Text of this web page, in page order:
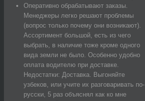
Оперативно обрабатывают заказы.
Менеджеры легко решают проблемы
(вопрос только почему они возникают).
Ассортимент большой, есть из чего
выбрать, в наличие тоже кроме одного
вида земли не было. Особенно удобно
оплата водителю при доставке.
Недостатки: Доставка. Выгоняйте
узбеков, или учите их разговаривать по-
русски, 5 раз объяснял как ко мне